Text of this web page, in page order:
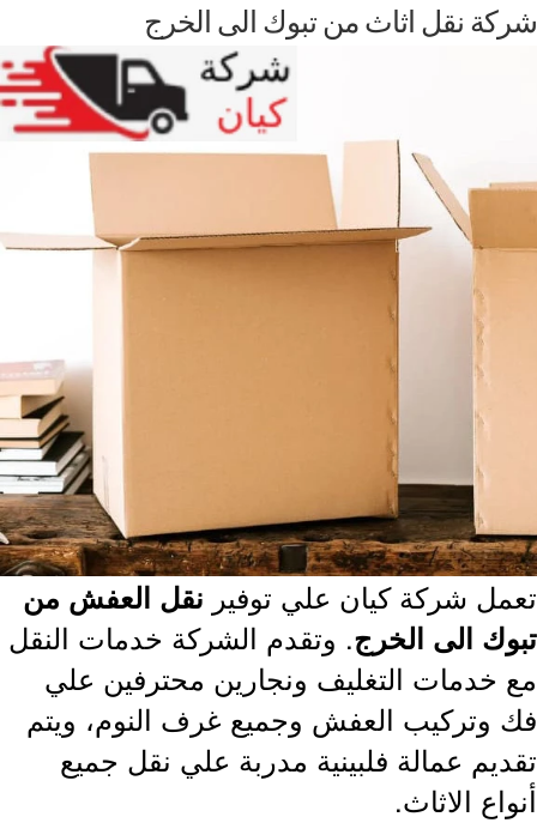
نقل اثاث من تبوك الى الخرج
شركة كيان علي توفيرنقل العفش من
الى الخرج . وتقدم الشركة خدمات النقل
خدمات التغليف ونجارين محترفين علي
وتركيب العفش وجميع غرف النوم، ويتم
عمالة فلبينية مدربة علي نقل جميع
الاثاث.